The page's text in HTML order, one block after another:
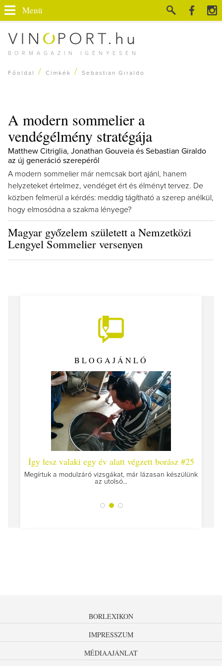
BORMAGAZIN IGÉNYESEN
Menü
Főoldal / Címkék / Sebastian Giraldo
A modern sommelier a
vendégélmény stratégája
Matthew Citriglia, Jonathan Gouveia és Sebastian Giraldo
az új generáció szerepéről
A modern sommelier már nemcsak bort ajánl, hanem
helyzeteket értelmez, vendéget ért és élményt tervez. De
közben felmerül a kérdés: meddig tágítható a szerep anélkül,
hogy elmosódna a szakma lényege?
Magyar győzelem született a Nemzetközi
Lengyel Sommelier versenyen
BLOGAJÁNLÓ
Így lesz valaki egy év alatt végzett borász #25
Megírtuk a modulzáró vizsgákat, már lázasan készülünk
az utolsó...
BORLEXIKON
IMPRESSZUM
MÉDIAAJÁNLAT